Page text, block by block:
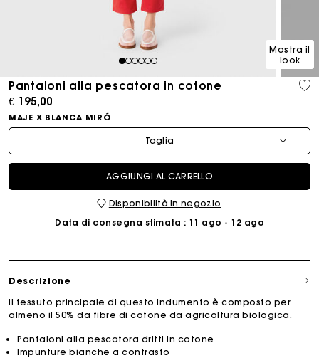
123456
Mostra il
look
Pantaloni alla pescatora in cotone
€ 195,00
MAJE X BLANCA MIRÓ
Taglia
AGGIUNGI AL CARRELLO
Disponibilità in negozio
Data di consegna stimata : 11 ago - 12 ago
Descrizione
Il tessuto principale di questo indumento è composto per
almeno il 50% da fibre di cotone da agricoltura biologica.
Pantaloni alla pescatora dritti in cotone
Impunture bianche a contrasto